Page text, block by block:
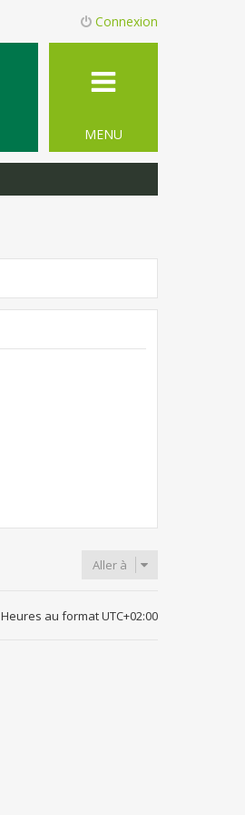
Connexion
MENU
Aller à
Heures au formatUTC+02:00